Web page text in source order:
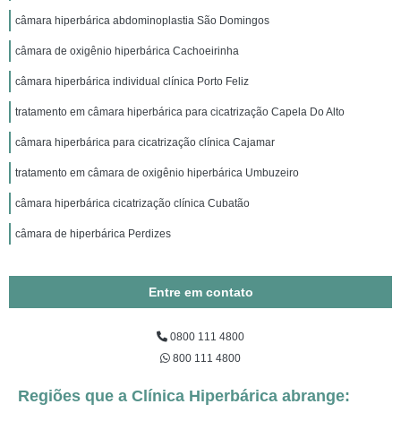
câmara hiperbárica abdominoplastia São Domingos
câmara de oxigênio hiperbárica Cachoeirinha
câmara hiperbárica individual clínica Porto Feliz
tratamento em câmara hiperbárica para cicatrização Capela Do Alto
câmara hiperbárica para cicatrização clínica Cajamar
tratamento em câmara de oxigênio hiperbárica Umbuzeiro
câmara hiperbárica cicatrização clínica Cubatão
câmara de hiperbárica Perdizes
Entre em contato
0800 111 4800
800 111 4800
Regiões que a Clínica Hiperbárica abrange: